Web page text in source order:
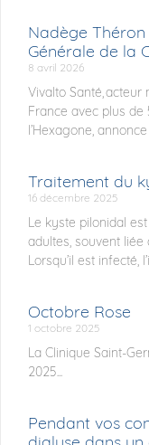
Nadège
Générale de la
8 avril 2026
Vivalto Santé, acteur
France avec plus
l’Hexagone,
Traitement du
16 décembre 2025
Le kyste pilonidal
adultes, souvent
Lorsqu’il est infecté,
Octobre Rose
1 octobre 2025
La Clinique Saint-
2025...
Pendant vos